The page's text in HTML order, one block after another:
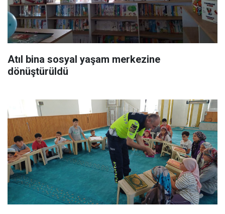
Atıl bina sosyal yaşam merkezine
dönüştürüldü